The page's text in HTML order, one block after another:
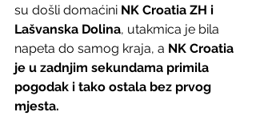
su došli domaćini NK Croatia ZH i
Lašvanska Dolina, utakmica je bila
napeta do samog kraja, a NK Croatia
je u zadnjim sekundama primila
pogodak i tako ostala bez prvog
mjesta.